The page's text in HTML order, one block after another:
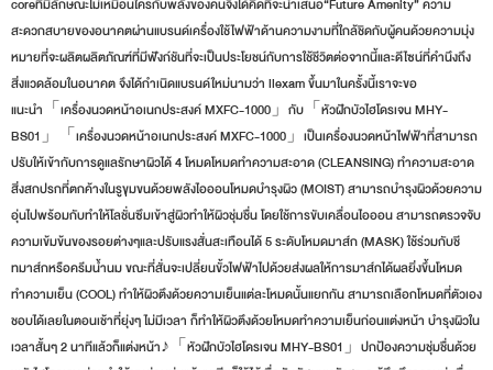
coreที่มีลักษณะไม่เหมือนใครกับพลังของคนจึงได้คิดที่จะนำเสนอ“Future Amenity” ความ
สะดวกสบายของอนาคตผ่านแบรนด์เครื่องใช้ไฟฟ้าด้านความงามที่ใกล้ชิดกับผู้คนด้วยความมุ่ง
หมายที่จะผลิตผลิตภัณฑ์ที่มีฟังก์ชันที่จะเป็นประโยชน์กับการใช้ชีวิตต่อจากนี้และดีไซน์ที่คำนึงถึง
สิ่งแวดล้อมในอนาคต จึงได้กำเนิดแบรนด์ใหม่นามว่า llexam ขึ้นมาในครั้งนี้เราจะขอ
แนะนำ「เครื่องนวดหน้าอเนกประสงค์ MXFC-1000」กับ「หัวฝักบัวไฮโดรเจน MHY-
BS01」「เครื่องนวดหน้าอเนกประสงค์ MXFC-1000」เป็นเครื่องนวดหน้าไฟฟ้าที่สามารถ
ปรับให้เข้ากับการดูแลรักษาผิวได้ 4 โหมดโหมดทำความสะอาด (CLEANSING) ทำความสะอาด
สิ่งสกปรกที่ตกค้างในรูขุมขนด้วยพลังไอออนโหมดบำรุงผิว (MOIST) สามารถบำรุงผิวด้วยความ
อุ่นไปพร้อมกับทำให้โลชั่นซึมเข้าสู่ผิวทำให้ผิวชุ่มชื่น โดยใช้การขับเคลื่อนไอออน สามารถตรวจจับ
ความเข้มข้นของรอยต่างๆและปรับแรงสั่นสะเทือนได้ 5 ระดับโหมดมาส์ก (MASK) ใช้ร่วมกับชี
ทมาส์กหรือครีมน้ำนม ขณะที่สั่นจะเปลี่ยนขั้วไฟฟ้าไปด้วยส่งผลให้การมาส์กได้ผลยิ่งขึ้นโหมด
ทำความเย็น (COOL) ทำให้ผิวตึงด้วยความเย็นแต่ละโหมดนั้นแยกกัน สามารถเลือกโหมดที่ตัวเอง
ชอบได้เลยในตอนเช้าที่ยุ่งๆ ไม่มีเวลา ก็ทำให้ผิวตึงด้วยโหมดทำความเย็นก่อนแต่งหน้า บำรุงผิวใน
เวลาสั้นๆ 2 นาทีแล้วก็แต่งหน้า♪「หัวฝักบัวไฮโดรเจน MHY-BS01」ปกป้องความชุ่มชื่นด้วย